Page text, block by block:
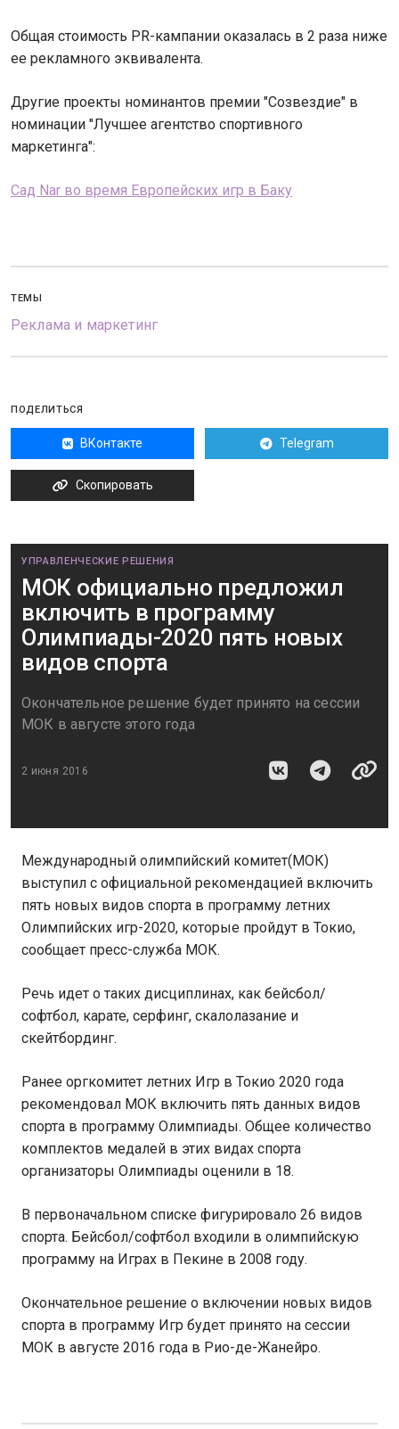
Общая стоимость PR-кампании оказалась в 2 раза ниже
ее рекламного эквивалента.
Другие проекты номинантов премии "Созвездие" в
номинации "Лучшее агентство спортивного
маркетинга":
Сад Nar во время Европейских игр в Баку
ТЕМЫ
Реклама и маркетинг
ПОДЕЛИТЬСЯ
ВКонтакте Telegram
Скопировать
УПРАВЛЕНЧЕСКИЕ РЕШЕНИЯ
МОК официально предложил
включить в программу
Олимпиады-2020 пять новых
видов спорта
Окончательное решение будет принято на сессии
МОК в августе этого года
2 июня 2016
Международный олимпийский комитет(МОК)
выступил с официальной рекомендацией включить
пять новых видов спорта в программу летних
Олимпийских игр-2020, которые пройдут в Токио,
сообщает пресс-служба МОК.
Речь идет о таких дисциплинах, как бейсбол/
софтбол, карате, серфинг, скалолазание и
скейтбординг.
Ранее оргкомитет летних Игр в Токио 2020 года
рекомендовал МОК включить пять данных видов
спорта в программу Олимпиады. Общее количество
комплектов медалей в этих видах спорта
организаторы Олимпиады оценили в 18.
В первоначальном списке фигурировало 26 видов
спорта. Бейсбол/софтбол входили в олимпийскую
программу на Играх в Пекине в 2008 году.
Окончательное решение о включении новых видов
спорта в программу Игр будет принято на сессии
МОК в августе 2016 года в Рио-де-Жанейро.